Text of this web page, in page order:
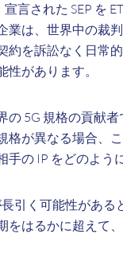
言された SEP を
業は、世界中の裁
約を訴訟なく日常
性があります。
の 5G 規格の貢献
格が異なる場合、
の IP をどのよう
引く可能性があ
をはるかに超えて